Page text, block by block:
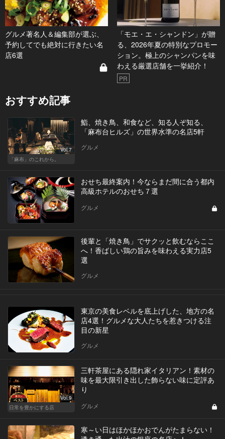
グルメ著名人＆編集部が選ぶ、
予約してでも絶対に行きたい名
店6選
「モエ・エ・シャンドン」が贈
る、2026年夏の特別なプロモー
ション。極上のシャンパンを味
わえる厳選店舗を一挙紹介！
PR
おすすめ記事
Vol.7
「麻布」のこれから。
鮨、焼き鳥、和食など、知る人ぞ知る、
「麻布台ヒルズ」の世界水準の名店5軒
グルメ
おせち最終案内！今ならまだ間に合う都内
高級ホテルのおせち７選
グルメ
後輩と「焼き鳥」でサクッと飲むならここ
へ！香ばしい鶏の旨みを味わえる実力店5
選
グルメ
東京の美食レベルを底上げした、地方の名
店4選！グルメな大人たちを惹きつける注
目の新星
グルメ
Vol.9
日常を豊かにする店
三軒茶屋にある隠れ家イタリアン！素材の
味を最大限引き出した飾らない味に定評あ
り
グルメ
寒～い日はほかほかおでんがたまらない！